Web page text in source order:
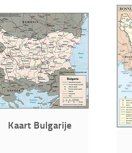
Kaart Bulgarije